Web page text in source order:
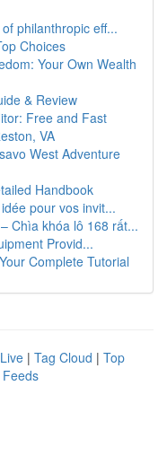
philanthropic eff...
Choices
Your Own Wealth
& Review
Free and Fast
VA
West Adventure
Handbook
pour vos invit...
Chìa khóa lô 168 rất...
Provid...
Complete Tutorial
Live | Tag Cloud | Top
Feeds